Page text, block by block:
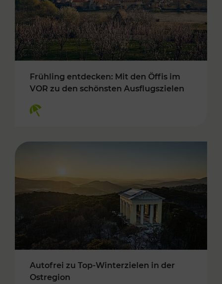
Frühling entdecken: Mit den Öffis im
VOR zu den schönsten Ausflugszielen
Autofrei zu Top-Winterzielen in der
Ostregion